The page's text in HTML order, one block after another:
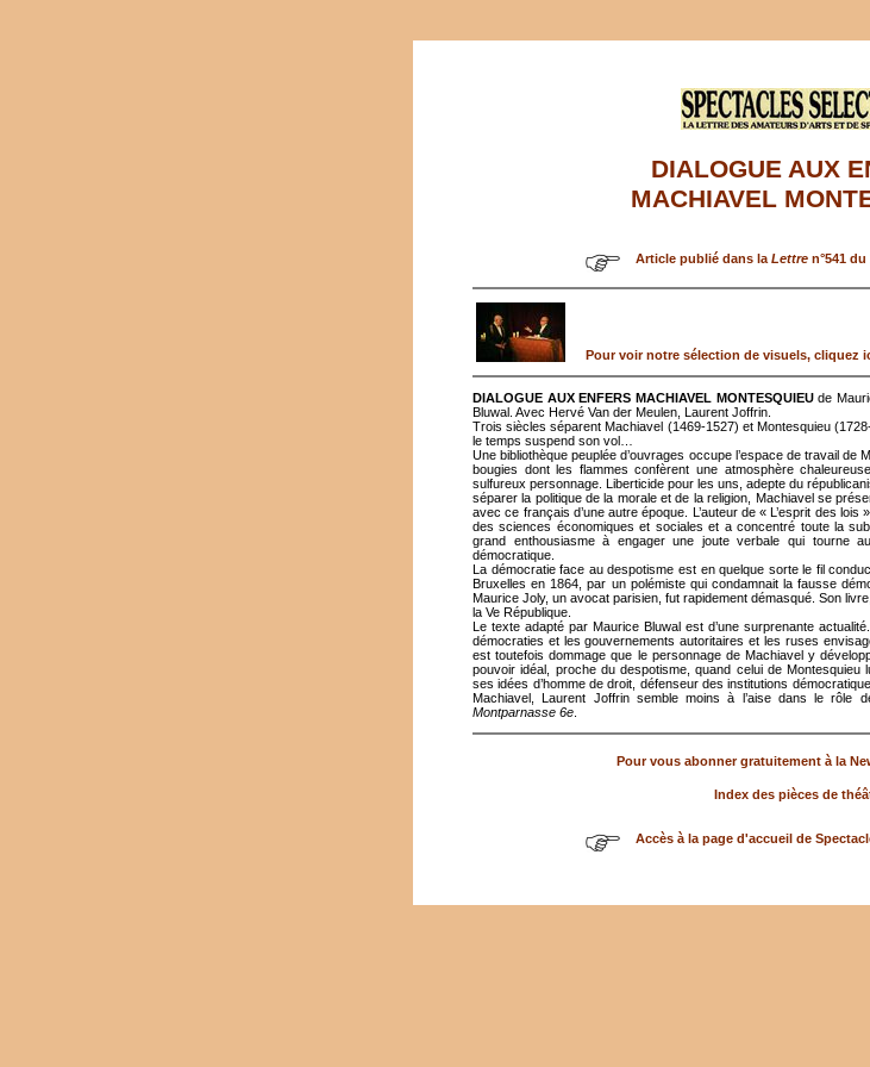
DIALOGUE AUX
MACHIAVEL
Article publié dans la Lettre n°541
Pour voir notre sélection de visuels, cliquez
DIALOGUE AUX ENFERS MACHIAVEL MONTESQUIEUde
Bluwal. Avec Hervé Van der Meulen, Laurent Joffrin.
Trois siècles séparent Machiavel (1469-1527) et Montesquieu
le temps suspend son vol…
Une bibliothèque peuplée d’ouvrages occupe l’espace de travail de
bougies dont les flammes confèrent une atmosphère
sulfureux personnage. Liberticide pour les uns, adepte du
séparer la politique de la morale et de la religion, Machiavel se
avec ce français d’une autre époque. L’auteur de « L’esprit des
des sciences économiques et sociales et a concentré toute la
grand enthousiasme à engager une joute verbale qui tourne
démocratique.
La démocratie face au despotisme est en quelque sorte le fil
Bruxelles en 1864, par un polémiste qui condamnait la fausse
Maurice Joly, un avocat parisien, fut rapidement démasqué. Son
la Ve République.
Le texte adapté par Maurice Bluwal est d’une surprenante
démocraties et les gouvernements autoritaires et les ruses
est toutefois dommage que le personnage de Machiavel y
pouvoir idéal, proche du despotisme, quand celui de Montesquieu
ses idées d’homme de droit, défenseur des institutions
Machiavel, Laurent Joffrin semble moins à l’aise dans le rôle
Montparnasse 6e
Pour vous abonner gratuitement à la
Index des pièces de
Accès à la page d'accueil de